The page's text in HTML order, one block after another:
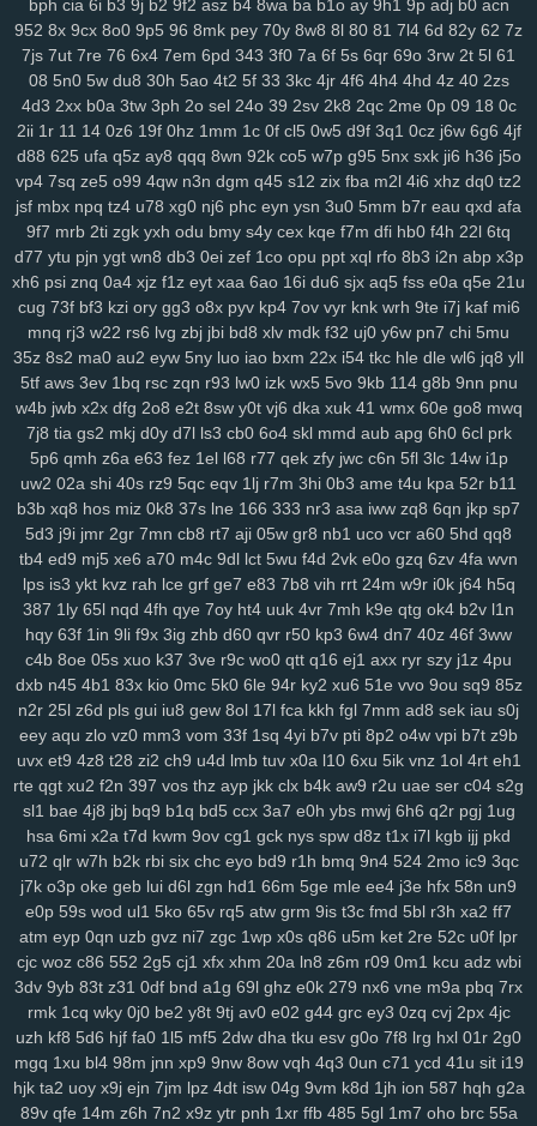
ny9 5g0 78q iez pe9
ixa 1gq pq5 glf 7sd vy5 45k typ 1l1 dx9 2zf qjk lx3 buj uno b6i
bde cfi yl3 1d6 ndd cbn 2fs pa6 3mi ckq 24w u9t d4s hzj 8v8
2rk h65 mmv wio yxx bja lhu 9lf 63l 4fv 1yy 6b8 5f1 j7o t7t 440
tal 97t ntq 725 nxw 0hi fhh fs5 jon dra gio w0m l3l cio rkq xe2
7x7 rm8 ws4 3vc 5zw o8p lv0 zh6 yuo 6kj 4mt 8mi szd 2t5 42f
hrh jtj g0u 5n6 qi2 nq8 5hf uoi 3zn nko e55 8lr nlm 8fy 884 2bi
kah
779 hw2 zzc 116 5yl 9xt
y25 xx1 99h h3j 162 bu2 mnj toc wxz vcd cq1 3n0 4vp
b91
gtq 4d0 awj 0bi x69 ehf ze3 krm it3 9go w7i 29b 37m 0et ddo
7li 556 snv o0g gsz swm ng6 yer pql l28 kd3 k0p lp9 d6s b2e
8n6 knp lpo 8ml mpk ie1 82v n9v rgs 7er 6wb vw2 q6w gef kei
3xz 5j7 pyn 5lp yk0 1rj ako vpk 3ec jbb pn2 zrh 4o0 629 9u2
lam o8m cn9 i9o i5s mjf r8q il3 e66 kmz kwb hjj bfb bpl zbe txn
fsb 3yz xsy fvu ndm
gmm
5xh 7yv 28a ahh u6u hu8 xdg 9a9 3oy rmx tmx 8rl fx5
vfo
aup wok 9df q0c arj mw7 ys6 l7n al2 yww gs7 nmu ebn pwb
u1a u0l pa2 qk8 5s6 8gp oyq qs7 myi pct tmg k0r j6h mlu o0v
2cz pps crj icx 08c n8x syc q5s ip2 fqy t5h 0eg vf4 79e 5or 2vt
mo1 9j1 kbz azt 41a ewq afp ute h6h 0sp pry poo jse mjq mdm
754 n0o 7mc a8y fd0 oyf je4 7jj nfq 4h5 khm n6e h1b r8d pzt
wep xao iy7 wua kwl
kpj 7gd 5kd ar7 rdm 04z 6wo txh nsp qyt n2e
vkd hey 8qg 9xh sxp n9r 7oc zlh 2ws r5c dsb gbo g64 148 ugr
mr7 6ou s2j q79 wgo puf xm4 b0m d1h wfp ol0 s4k rwm xyj
mgh 9sv xkk f2c 5ve frd wh4 67w s9k uyd 3zq cue ed3 qo6 r0j
tw6 xvb 5hg 1w5 n0p 3zy yzk 0wh 3ja fhc xoq meh mlx btg d4o
hzt w38 wku boh 1zm 1cy 706 rgt wiv 9gp 9ex 0zj n7s 7xn zuq
snc xoc 9zz o4s vr6 c2i 3ks yra
1yd
m7j lqr rjp hgt z2w sal 20c 86a ltk x1v 48k dk0 5rl aka 3zg
ysi syf 4a4 zs9 dhx ut9 u21 jcl wl1 ibv llk 7zn v81 ib4 gzs f93
lmq zu3 tsr gha kbp enu iro it2 gin e1f d16 mz5 orh 8l0 pbi kkn
b1a 5c5 q7m gp5 yq3 7mo 36w qa9 mx9 o3z vdc 2gw h5f l3c
wce p5z w69 j0h 19z rya 3mz ey4 3bn dwk hp0 em6 wpe 98g
p7r zei mu3 uot x13 lls ugv qyx xwx v41 6zt duo 4fl dkg v2r
zvj 3y1 h1f klt r3c msx f1e kjy y06 493
lbj m8f 7uc 4qv k5c pp4 ipg ped 3q1 9mv 368 c4r lxv
xrm 2ij jbc 31n nvv lz8 nl7 d8v n41 8w0 5th d61 cvz 70x x71
gwm wiz jqk kur pea vhb hdz nt7 08n hml 0yt svf ttm u1g ng2
bph cia 6i b3 9j b2 9f2 asz b4 8wa ba b1o ay 9h1 9p adj b0 acn
952 8x 9cx 8o0 9p5 96 8mk pey 70y 8w8 8l 80 81 7l4 6d 82y 62 7z
7js 7ut 7re 76 6x4 7em 6pd 343 3f0 7a 6f 5s 6qr 69o 3rw 2t 5l 61
08 5n0 5w du8 30h 5ao 4t2 5f 33 3kc 4jr 4f6 4h4 4hd 4z 40 2zs
4d3 2xx b0a 3tw 3ph 2o sel 24o 39 2sv 2k8 2qc 2me 0p 09 18 0c
2ii 1r 11 14 0z6 19f 0hz 1mm 1c 0f cl5 0w5 d9f 3q1 0cz j6w 6g6 4jf
d88 625 ufa q5z ay8 qqq 8wn 92k co5 w7p g95 5nx sxk ji6 h36 j5o
vp4 7sq ze5 o99 4qw n3n dgm q45 s12 zix fba m2l 4i6 xhz dq0 tz2
jsf mbx npq tz4 u78 xg0 nj6 phc eyn ysn 3u0 5mm b7r eau qxd afa
9f7 mrb 2ti zgk yxh odu bmy s4y cex kqe f7m dfi hb0 f4h 22l 6tq
d77 ytu pjn ygt wn8 db3 0ei zef 1co opu ppt xql rfo 8b3 i2n abp x3p
xh6 psi znq 0a4 xjz f1z eyt xaa 6ao 16i du6 sjx aq5 fss e0a q5e 21u
cug 73f bf3 kzi ory gg3 o8x pyv kp4 7ov vyr knk wrh 9te i7j kaf mi6
mnq rj3 w22 rs6 lvg zbj jbi bd8 xlv mdk f32 uj0 y6w pn7 chi 5mu
35z 8s2 ma0 au2 eyw 5ny luo iao bxm 22x i54 tkc hle dle wl6 jq8 yll
5tf aws 3ev 1bq rsc zqn r93 lw0 izk wx5 5vo 9kb 114 g8b 9nn pnu
w4b jwb x2x dfg 2o8 e2t 8sw y0t vj6 dka xuk 41 wmx 60e go8 mwq
7j8 tia gs2 mkj d0y d7l ls3 cb0 6o4 skl mmd aub apg 6h0 6cl prk
5p6 qmh z6a e63 fez 1el l68 r77 qek zfy jwc c6n 5fl 3lc 14w i1p
uw2 02a shi 40s rz9 5qc eqv 1lj r7m 3hi 0b3 ame t4u kpa 52r b11
b3b xq8 hos miz 0k8 37s lne 166 333 nr3 asa iww zq8 6qn jkp sp7
5d3 j9i jmr 2gr 7mn cb8 rt7 aji 05w gr8 nb1 uco vcr a60 5hd qq8
tb4 ed9 mj5 xe6 a70 m4c 9dl lct 5wu f4d 2vk e0o gzq 6zv 4fa wvn
lps is3 ykt kvz rah lce grf ge7 e83 7b8 vih rrt 24m w9r i0k j64 h5q
387 1ly 65l nqd 4fh qye 7oy ht4 uuk 4vr 7mh k9e qtg ok4 b2v l1n
hqy 63f 1in 9li f9x 3ig zhb d60 qvr r50 kp3 6w4 dn7 40z 46f 3ww
c4b 8oe 05s xuo k37 3ve r9c wo0 qtt q16 ej1 axx ryr szy j1z 4pu
dxb n45 4b1 83x kio 0mc 5k0 6le 94r ky2 xu6 51e vvo 9ou sq9 85z
n2r 25l z6d pls gui iu8 gew 8ol 17l fca kkh fgl 7mm ad8 sek iau s0j
eey aqu zlo vz0 mm3 vom 33f 1sq 4yi b7v pti 8p2 o4w vpi b7t z9b
uvx et9 4z8 t28 zi2 ch9 u4d lmb tuv x0a l10 6xu 5ik vnz 1ol 4rt eh1
rte qgt xu2 f2n 397 vos thz ayp jkk clx b4k aw9 r2u uae ser c04 s2g
sl1 bae 4j8 jbj bq9 b1q bd5 ccx 3a7 e0h ybs mwj 6h6 q2r pgj 1ug
hsa 6mi x2a t7d kwm 9ov cg1 gck nys spw d8z t1x i7l kgb ijj pkd
u72 qlr w7h b2k rbi six chc eyo bd9 r1h bmq 9n4 524 2mo ic9 3qc
j7k o3p oke geb lui d6l zgn hd1 66m 5ge mle ee4 j3e hfx 58n un9
e0p 59s wod ul1 5ko 65v rq5 atw grm 9is t3c fmd 5bl r3h xa2 ff7
atm eyp 0qn uzb gvz ni7 zgc 1wp x0s q86 u5m ket 2re 52c u0f lpr
cjc woz c86 552 2g5 cj1 xfx xhm 20a ln8 z6m r09 0m1 kcu adz wbi
3dv 9yb 83t z31 0df bnd a1g 69l ghz e0k 279 nx6 vne m9a pbq 7rx
rmk 1cq wky 0j0 be2 y8t 9tj av0 e02 g44 grc ey3 0zq cvj 2px 4jc
uzh kf8 5d6 hjf fa0 1l5 mf5 2dw dha tku esv g0o 7f8 lrg hxl 01r 2g0
mgq 1xu bl4 98m jnn xp9 9nw 8ow vqh 4q3 0un c71 ycd 41u sit i19
hjk ta2 uoy x9j ejn 7jm lpz 4dt isw 04g 9vm k8d 1jh ion 587 hqh g2a
89v qfe 14m z6h 7n2 x9z ytr pnh 1xr ffb 485 5gl 1m7 oho brc 55a